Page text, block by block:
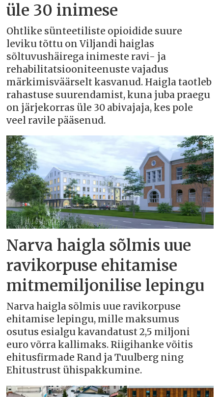
üle 30 inimese
Ohtlike sünteetiliste opioidide suure
leviku tõttu on Viljandi haiglas
sõltuvushäirega inimeste ravi- ja
rehabilitatsiooniteenuste vajadus
märkimisväärselt kasvanud. Haigla taotleb
rahastuse suurendamist, kuna juba praegu
on järjekorras üle 30 abivajaja, kes pole
veel ravile pääsenud.
Narva haigla sõlmis uue
ravikorpuse ehitamise
mitmemiljonilise lepingu
Narva haigla sõlmis uue ravikorpuse
ehitamise lepingu, mille maksumus
osutus esialgu kavandatust 2,5 miljoni
euro võrra kallimaks. Riigihanke võitis
ehitusfirmade Rand ja Tuulberg ning
Ehitustrust ühispakkumine.